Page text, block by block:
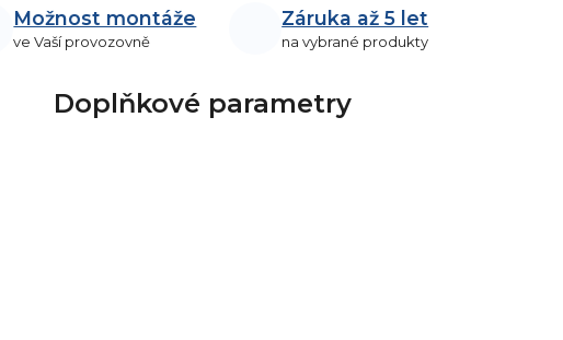
Možnost montáže
ve Vaší provozovně
Záruka až 5 let
na vybrané produkty
Doplňkové parametry